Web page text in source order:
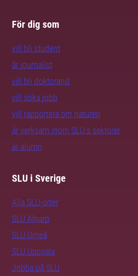
För dig som
vill bli student
är journalist
vill bli doktorand
vill söka jobb
vill rapportera om naturen
är verksam inom SLU:s sektorer
är alumn
SLU i Sverige
Alla SLU-orter
SLU Alnarp
SLU Umeå
SLU Uppsala
Jobba på SLU